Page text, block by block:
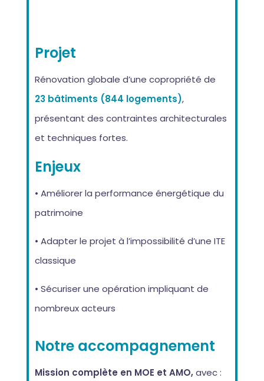
Projet
Rénovation globale d’une copropriété de
23 bâtiments (844 logements),
présentant des contraintes architecturales
et techniques fortes.
Enjeux
• Améliorer la performance énergétique du
patrimoine
• Adapter le projet à l’impossibilité d’une ITE
classique
• Sécuriser une opération impliquant de
nombreux acteurs
Notre accompagnement
Mission complète en MOE et AMO,avec :